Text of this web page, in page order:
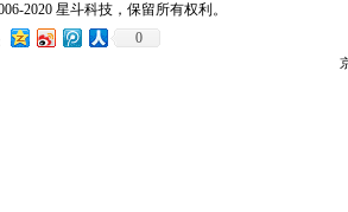
2020 星斗科技，保留所有权利。
0